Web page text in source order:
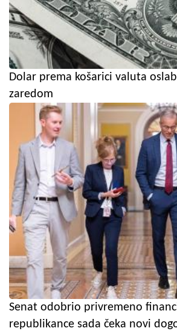
Dolar prema košarici valuta
zaredom
Senat odobrio privremeno
republikance sada čeka novi